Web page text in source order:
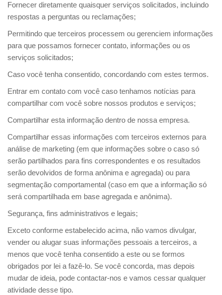
Fornecer diretamente quaisquer serviços solicitados, incluindo
respostas a perguntas ou reclamações;
Permitindo que terceiros processem ou gerenciem informações
para que possamos fornecer contato, informações ou os
serviços solicitados;
Caso você tenha consentido, concordando com estes termos.
Entrar em contato com você caso tenhamos notícias para
compartilhar com você sobre nossos produtos e serviços;
Compartilhar esta informação dentro de nossa empresa.
Compartilhar essas informações com terceiros externos para
análise de marketing (em que informações sobre o caso só
serão partilhados para fins correspondentes e os resultados
serão devolvidos de forma anônima e agregada) ou para
segmentação comportamental (caso em que a informação só
será compartilhada em base agregada e anônima).
Segurança, fins administrativos e legais;
Exceto conforme estabelecido acima, não vamos divulgar,
vender ou alugar suas informações pessoais a terceiros, a
menos que você tenha consentido a este ou se formos
obrigados por lei a fazê-lo. Se você concorda, mas depois
mudar de ideia, pode contactar-nos e vamos cessar qualquer
atividade desse tipo.